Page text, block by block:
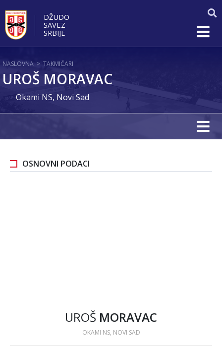
DŽUDO
SAVEZ
SRBIJE
NASLOVNA > TAKMIČARI
UROŠ MORAVAC
Okami NS, Novi Sad
OSNOVNI PODACI
UROŠ MORAVAC
OKAMI NS, NOVI SAD